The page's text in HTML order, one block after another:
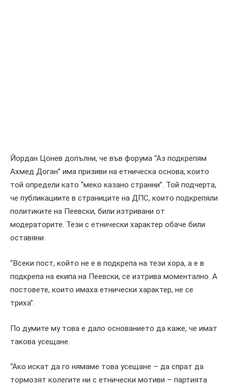
Йордан Цонев допълни, че във форума “Аз подкрепям
Ахмед Доган” има призиви на етническа основа, които
той определи като “меко казано странни”. Той подчерта,
че публикациите в страниците на ДПС, които подкрепяли
политиките на Пеевски, били изтривани от
модераторите. Тези с етнически характер обаче били
оставяни.
“Всеки пост, който не е в подкрепа на тези хора, а е в
подкрепа на екипа на Пеевски, се изтрива моментално. А
постовете, които имаха етнически характер, не се
триха”.
По думите му това е дало основанието да каже, че имат
такова усещане.
“Ако искат да го нямаме това усещане – да спрат да
тормозят колегите ни с етнически мотиви – партията